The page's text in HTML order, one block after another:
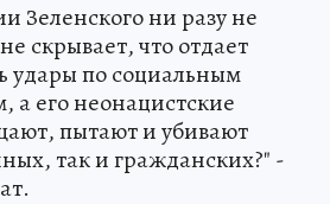
Зеленского ни разу не
скрывает, что отдает
удары по социальным
а его неонацистские
пытают и убивают
так и гражданских?" -